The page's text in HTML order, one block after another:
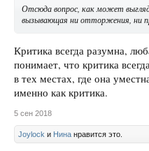
Отсюда вопрос, как может
вызывающая ни отторжения, ни
Критика всегда разумна,
понимает, что критика
в тех местах, где она
именно как критика.
5 сен 2018
Joylock и Нина нравится это.